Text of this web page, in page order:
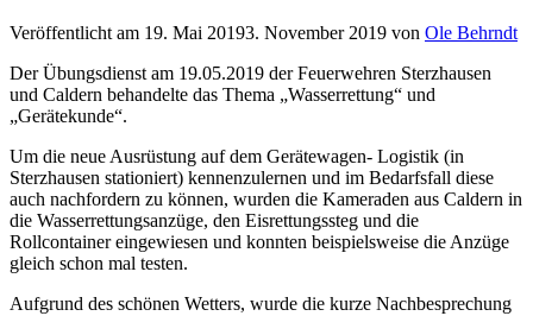
Veröffentlicht am 19. Mai 20193. November 2019 von Ole Behrndt
Der Übungsdienst am 19.05.2019 der Feuerwehren Sterzhausen
und Caldern behandelte das Thema „Wasserrettung“ und
„Gerätekunde“.
Um die neue Ausrüstung auf dem Gerätewagen- Logistik (in
Sterzhausen stationiert) kennenzulernen und im Bedarfsfall diese
auch nachfordern zu können, wurden die Kameraden aus Caldern in
die Wasserrettungsanzüge, den Eisrettungssteg und die
Rollcontainer eingewiesen und konnten beispielsweise die Anzüge
gleich schon mal testen.
Aufgrund des schönen Wetters, wurde die kurze Nachbesprechung